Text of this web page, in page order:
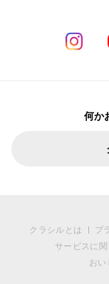
何か
クラシルとは プ
サービスに
お